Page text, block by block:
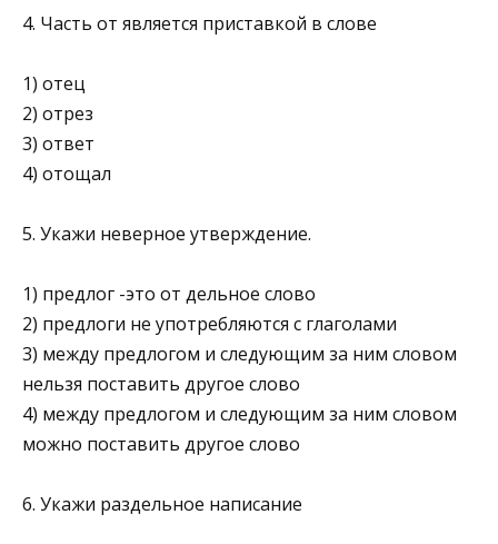
4. Часть от является приставкой в слове
1) отец
2) отрез
3) ответ
4) отощал
5. Укажи неверное утверждение.
1) предлог -это от дельное слово
2) предлоги не употребляются с глаголами
3) между предлогом и следующим за ним сло­вом
нельзя поставить другое слово
4) между предлогом и следующим за ним словом
можно поставить другое слово
6. Укажи раздельное написание